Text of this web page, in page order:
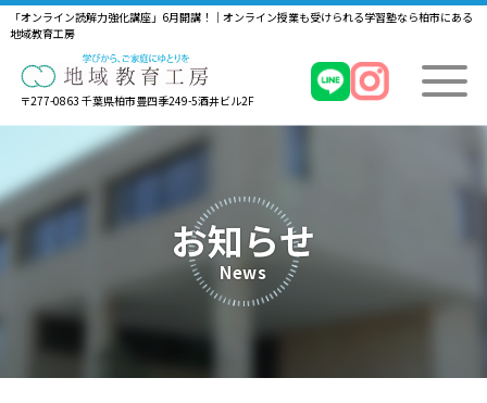
「オンライン読解力強化講座」6月開講！｜オンライン授業も受けられる学習塾なら柏市にある
地域教育工房
〒277-0863 千葉県柏市豊四季249-5酒井ビル2F
お知らせ
News